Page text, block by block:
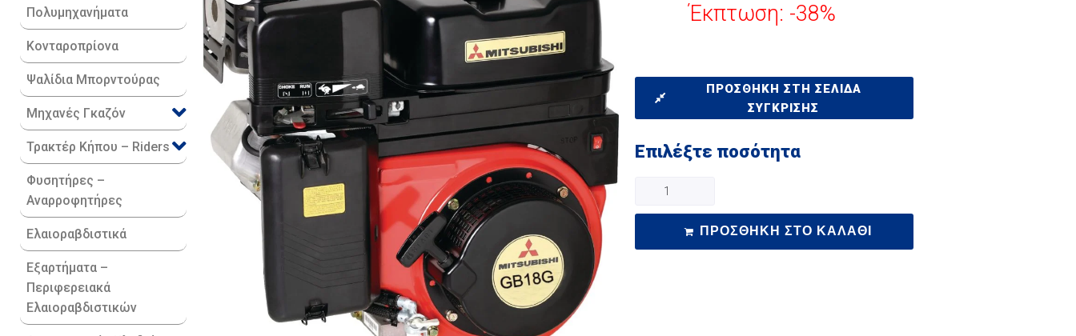
Πολυμηχανήματα
Κονταροπρίονα
Ψαλίδια Μπορντούρας
Μηχανές Γκαζόν
Τρακτέρ Κήπου – Riders
Φυσητήρες –
Αναρροφητήρες
Ελαιοραβδιστικά
Εξαρτήματα –
Περιφερειακά
Ελαιοραβδιστικών
Έκπτωση: -38%
ΠΡΟΣΘΉΚΗ ΣΤΗ ΣΕΛΊΔΑ
ΣΎΓΚΡΙΣΗΣ
Επιλέξτε ποσότητα
ΠΡΟΣΘΉΚΗ ΣΤΟ ΚΑΛΆΘΙ